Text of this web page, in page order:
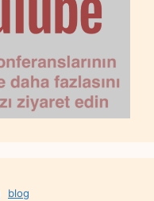
blog